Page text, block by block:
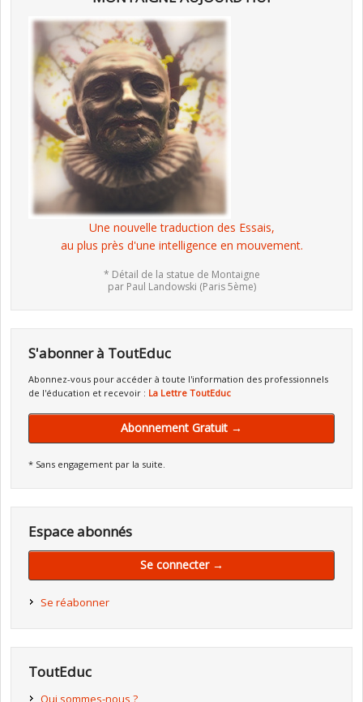
Une nouvelle traduction des Essais,
au plus près d'une intelligence en mouvement.
* Détail de la statue de Montaigne
par Paul Landowski (Paris 5ème)
S'abonner à ToutEduc
Abonnez-vous pour accéder à toute l'information des professionnels
de l'éducation et recevoir : La Lettre ToutEduc
Abonnement Gratuit →
* Sans engagement par la suite.
Espace abonnés
Se connecter →
Se réabonner
ToutEduc
Qui sommes-nous ?